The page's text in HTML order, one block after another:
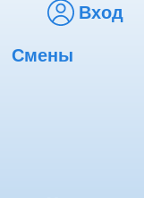
Вход
Смены